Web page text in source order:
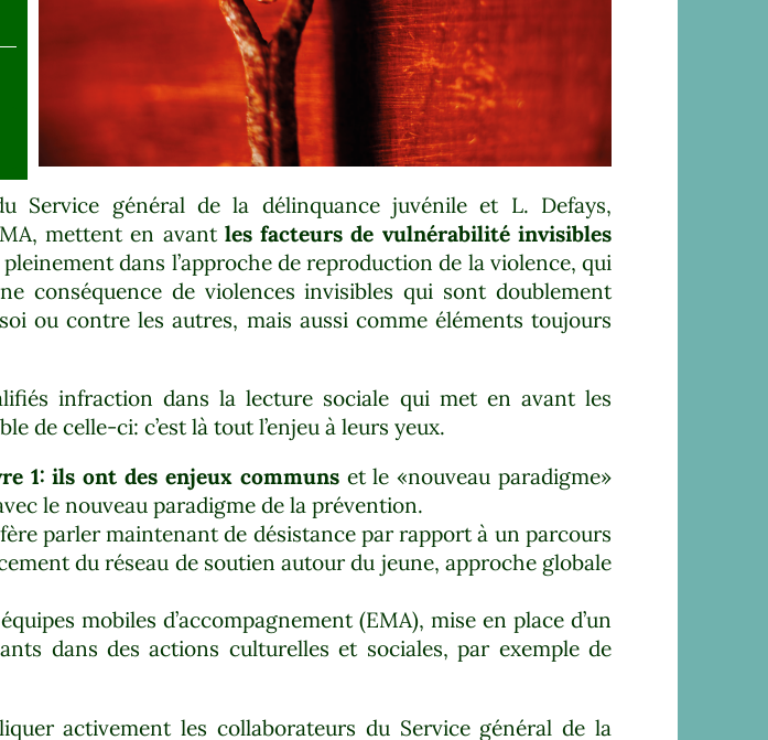
Service général de la délinquance juvénile et L. Defays,
mettent en avant les facteurs de vulnérabilité invisibles
dans l’approche de reproduction de la violence, qui
conséquence de violences invisibles qui sont doublement
ou contre les autres, mais aussi comme éléments toujours
infraction dans la lecture sociale qui met en avant les
de celle-ci: c’est là tout l’enjeu à leurs yeux.
1: ils ont des enjeux communset le «nouveau paradigme»
le nouveau paradigme de la prévention.
parler maintenant de désistance par rapport à un parcours
du réseau de soutien autour du jeune, approche globale
mobiles d’accompagnement (EMA), mise en place d’un
dans des actions culturelles et sociales, par exemple de
activement les collaborateurs du Service général de la